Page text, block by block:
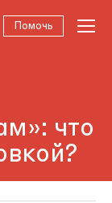
Помочь
что